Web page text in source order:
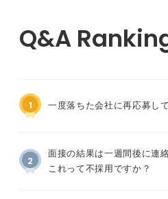
1 一度落ちた会社に再応募し
2
面接の結果は一週間後に連
これって不採用ですか？